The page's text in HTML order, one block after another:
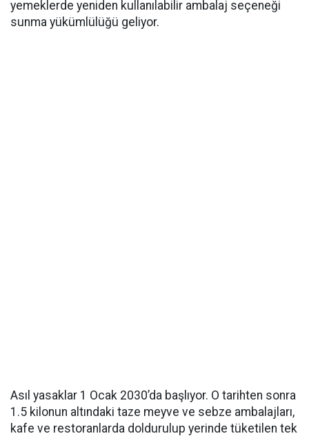
yemeklerde yeniden kullanılabilir ambalaj seçeneği
sunma yükümlülüğü geliyor.
Asıl yasaklar 1 Ocak 2030’da başlıyor. O tarihten sonra
1.5 kilonun altındaki taze meyve ve sebze ambalajları,
kafe ve restoranlarda doldurulup yerinde tüketilen tek